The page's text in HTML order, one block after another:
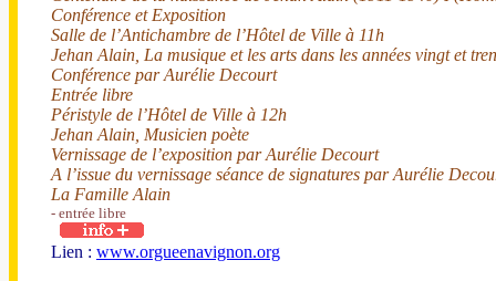
Conférence et Exposition
Salle de l’Antichambre de l’Hôtel de Ville à 11h
Jehan Alain, La musique et les arts dans les années vingt et
Conférence par Aurélie Decourt
Entrée libre
Péristyle de l’Hôtel de Ville à 12h
Jehan Alain, Musicien poète
Vernissage de l’exposition par Aurélie Decourt
A l’issue du vernissage séance de signatures par Aurélie
La Famille Alain
- entrée libre
Lien : www.orgueenavignon.org